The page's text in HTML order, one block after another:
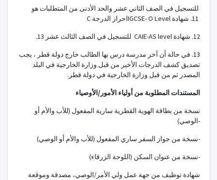
للتسجيل في الصف الثاني عشر والحد الأدنى من المتطلبات هو
احراز الدرجة CIGCSE-O Level 11. شهادة
للتسجيل في الصف الثالث عشر 13. CAIE-AS level 12. شهادة
13. في حالة أن آخر مدرسة درس بها الطالب خارج دولة قطر ، يجب
تصديق كشف الدرجات الأخير من قبل وزارة الخارجية في البلد
المصدر ثم من قبل وزارة الخارجية في دولة قطر.
المستندات المطلوبة من أولياء الأمور/الأوصياء
نسخة من بطاقة الهوية القطرية سارية المفعول (للأب والأم أو
الوصي)-
نسخة من جواز السفر ساري المفعول (للأب والأم أو الوصي)-
نسخة من عنوان السكن (اللوحة الزرقاء)-
شهادة توظيف من جهة عمل ولي الأمر/الوصي، مصدقة وموقعة